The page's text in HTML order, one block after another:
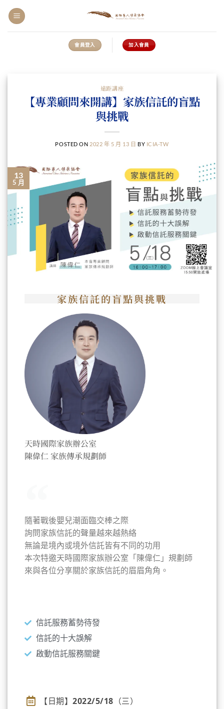
會員登入 加入會員
遠距講座
【專業顧問來開講】家族信託的盲點
與挑戰
POSTED ON 2022 年 5 月 13 日 BY ICIA-TW
13
5 月
家族信託的盲點與挑戰
天時國際家族辦公室
陳偉仁 家族傳承規劃師
隨著戰後嬰兒潮面臨交棒之際
詢問家族信託的聲量越來越熱絡
無論是境內或境外信託皆有不同的功用
本次特邀天時國際家族辦公室「陳偉仁」規劃師
來與各位分享關於家族信託的眉眉角角。
信託服務蓄勢待發
信託的十大誤解
啟動信託服務關鍵
【日期】2022/5/18（三）